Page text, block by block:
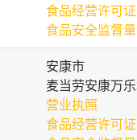
食品经营许可证
食品安全监督
安康市
麦当劳安康万
营业执照
食品经营许可证